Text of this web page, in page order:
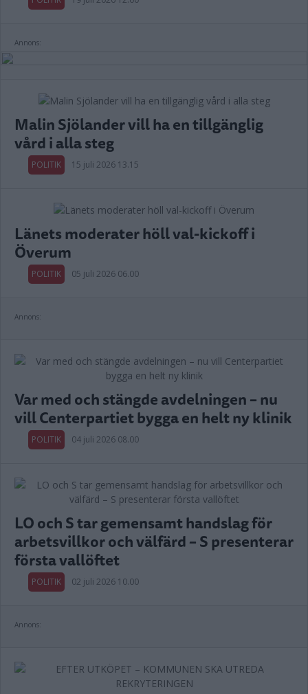
Annons:
Malin Sjölander vill ha en tillgänglig
vård i alla steg
POLITIK 15 juli 2026 13.15
Länets moderater höll val-kickoff i
Överum
POLITIK 05 juli 2026 06.00
Annons:
Var med och stängde avdelningen – nu
vill Centerpartiet bygga en helt ny klinik
POLITIK 04 juli 2026 08.00
LO och S tar gemensamt handslag för
arbetsvillkor och välfärd – S presenterar
första vallöftet
POLITIK 02 juli 2026 10.00
Annons: